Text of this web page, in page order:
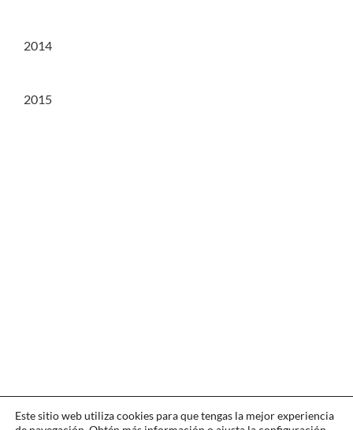
2014
2015
Este sitio web utiliza cookies para que tengas la mejor experiencia